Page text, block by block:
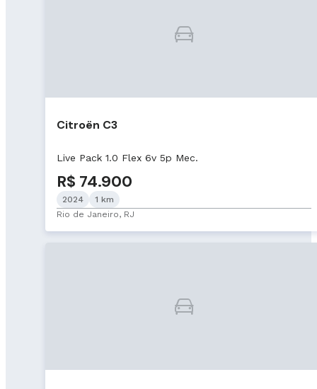
Citroën C3
Live Pack 1.0 Flex 6v 5p Mec.
R$ 74.900
2024
1 km
Rio de Janeiro, RJ